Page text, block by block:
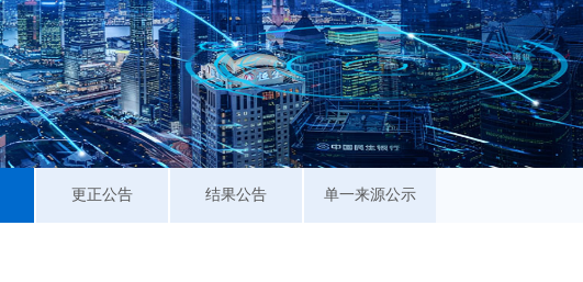
单一来源公示
结果公告
更正公告